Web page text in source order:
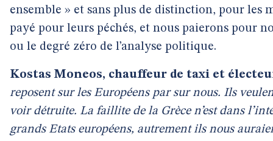
ensemble » et sans plus de distinction, pour les
payé pour leurs péchés, et nous paierons pour
ou le degré zéro de l’analyse politique.
Kostas Moneos, chauffeur de taxi et
reposent sur les Européens par sur nous. Ils
voir détruite. La faillite de la Grèce n’est dans
grands Etats européens, autrement ils nous